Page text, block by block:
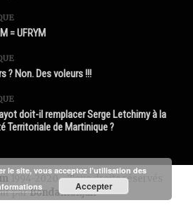
= UFRYM
? Non. Des voleurs !!!
doit-il remplacer Serge Letchimy à la
Territoriale de Martinique ?
1994-2020 - Tous droits réservés
parBondamanjak
le site, vous acceptez l’utilisation des
Accepter